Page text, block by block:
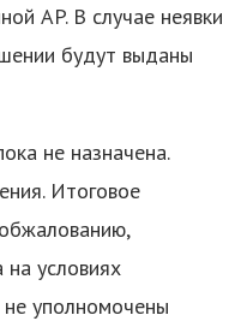
AP. В случае неявки
будут выданы
не назначена.
Итоговое
условиях
не уполномочены